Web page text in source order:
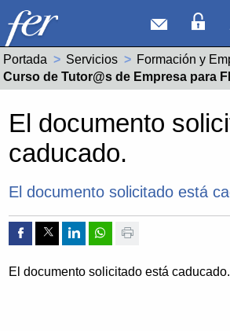
Correo
Portada Servicios Formación y
Actual:
Curso de Tutor@s de Empresa para
El documento
caducado.
El documento solicitado está
Compartir por Facebook
Compartir por Twitter
Compartir por Linkedin
Compartir por
Imprimir
El documento solicitado está caducado.